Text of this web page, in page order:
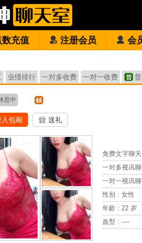
数充值 注册会员 会
业绩排行 一对多收费 一对一收费
息中
入包厢 送礼
免费文字聊
一对多视讯
一对一视讯
性别 : 女性
年龄 : 22 岁
血型 : ----